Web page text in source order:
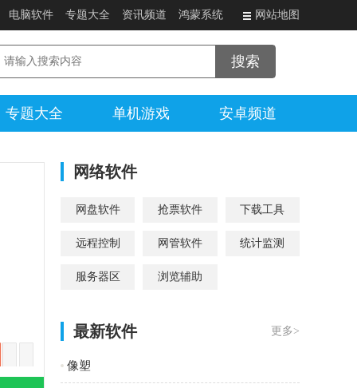
电脑软件 专题大全 资讯频道 鸿蒙系统 网站地图
专题大全 单机游戏 安卓频道
网络软件
网盘软件 抢票软件 下载工具
远程控制 网管软件 统计监测
服务器区 浏览辅助
最新软件 更多>
像塑